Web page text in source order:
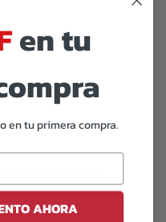
Crazy Bicolor
Actitud Ska
en piel crazy bicolor
en tu
en tu primera compra.
AHORA